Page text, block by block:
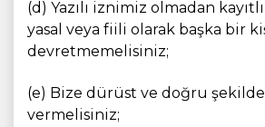
(d) Yazılı iznimiz olmadan kayıtlı
yasal veya fiili olarak başka bir
devretmemelisiniz;
(e) Bize dürüst ve doğru
vermelisiniz;